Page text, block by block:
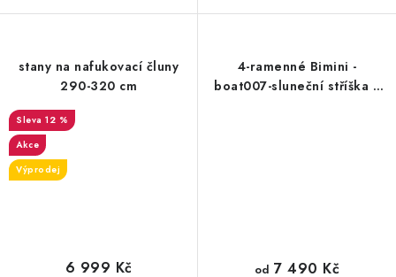
stany na nafukovací čluny
290-320 cm
12 %
Akce
Výprodej
6 999 Kč
4-ramenné Bimini -
boat007-sluneční stříška k
od 7 490 Kč